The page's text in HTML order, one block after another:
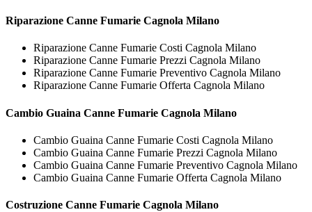
Riparazione Canne Fumarie Cagnola Milano
Riparazione Canne Fumarie Costi Cagnola Milano
Riparazione Canne Fumarie Prezzi Cagnola Milano
Riparazione Canne Fumarie Preventivo Cagnola Milano
Riparazione Canne Fumarie Offerta Cagnola Milano
Cambio Guaina Canne Fumarie Cagnola Milano
Cambio Guaina Canne Fumarie Costi Cagnola Milano
Cambio Guaina Canne Fumarie Prezzi Cagnola Milano
Cambio Guaina Canne Fumarie Preventivo Cagnola Milano
Cambio Guaina Canne Fumarie Offerta Cagnola Milano
Costruzione Canne Fumarie Cagnola Milano